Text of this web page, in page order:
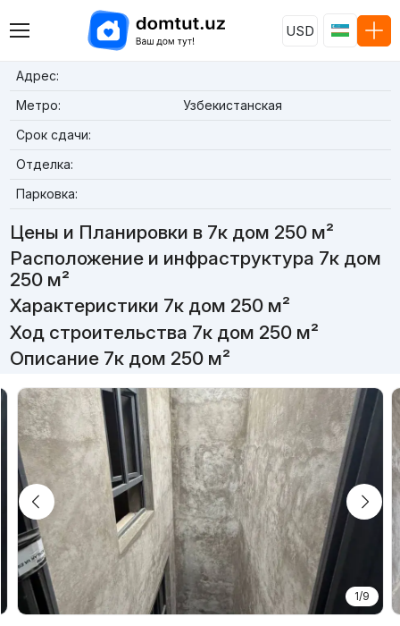
USD
Адрес:
Метро:
Узбекистанская
Срок сдачи:
Отделка:
Парковка:
Цены и Планировки в 7к дом 250 м²
Расположение и инфраструктура 7к дом
250 м²
Характеристики 7к дом 250 м²
Ход строительства 7к дом 250 м²
Описание 7к дом 250 м²
1/9